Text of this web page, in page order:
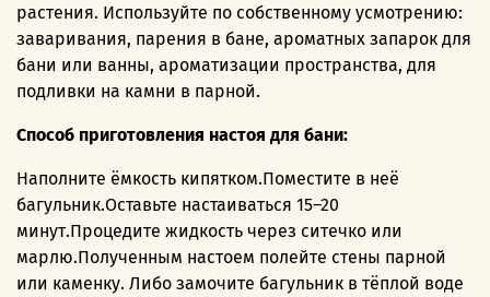
растения. Используйте по собственному усмотрению:
заваривания, парения в бане, ароматных запарок для
бани или ванны, ароматизации пространства, для
подливки на камни в парной.
Способ приготовления настоя для бани:
Наполните ёмкость кипятком.Поместите в неё
багульник.Оставьте настаиваться 15–20
минут.Процедите жидкость через ситечко или
марлю.Полученным настоем полейте стены парной
или каменку. Либо замочите багульник в тёплой воде